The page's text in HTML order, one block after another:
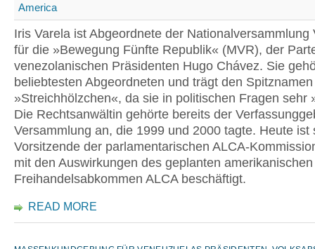
America
Iris Varela ist Abgeordnete der Nationalversammlung
für die »Bewegung Fünfte Republik« (MVR), der
venezolanischen Präsidenten Hugo Chávez. Sie
beliebtesten Abgeordneten und trägt den
»Streichhölzchen«, da sie in politischen Fragen sehr
Die Rechtsanwältin gehörte bereits der
Versammlung an, die 1999 und 2000 tagte. Heute ist
Vorsitzende der parlamentarischen ALCA-
mit den Auswirkungen des geplanten amerikanischen
Freihandelsabkommen ALCA beschäftigt.
READ MORE